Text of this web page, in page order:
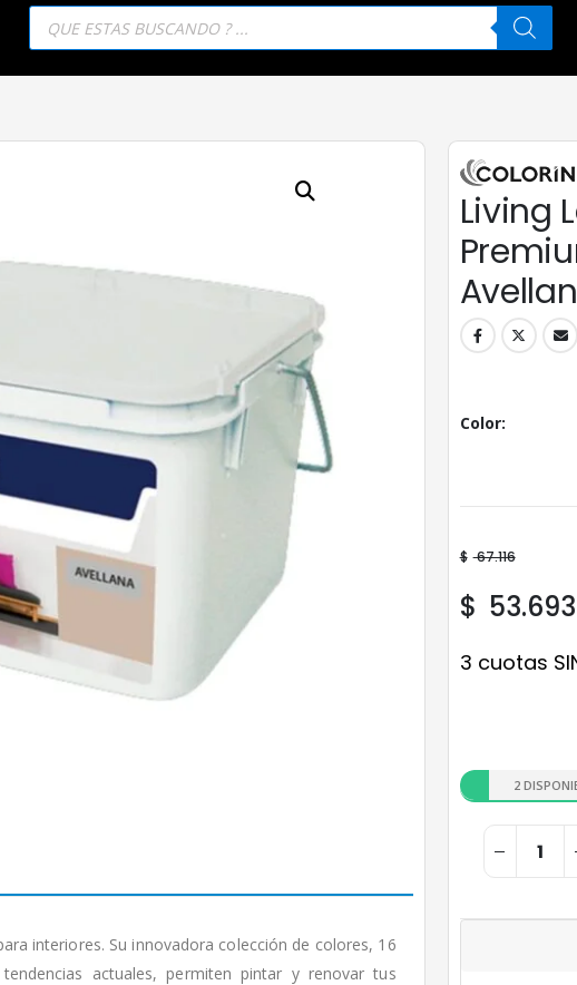
Búsqueda
productos
interiores. Su innovadora colección de colores, 16
actuales, permiten pintar y renovar tus
Living
Color
$ 67.116
$ 53.693
3 cuotas
2